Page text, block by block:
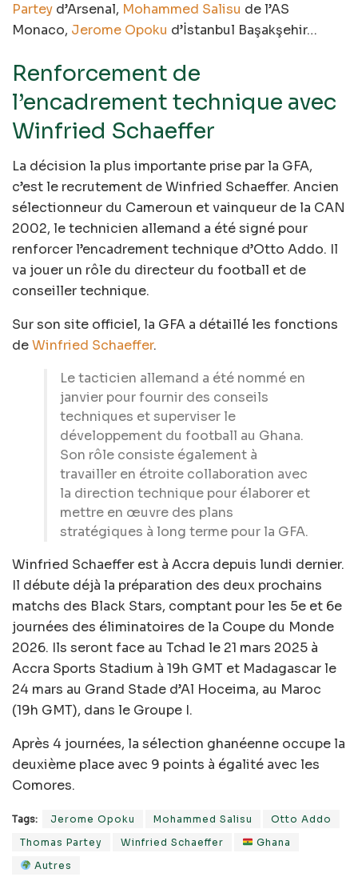
Partey d’Arsenal, Mohammed Salisu de l’AS
Monaco, Jerome Opoku d’İstanbul Başakşehir…
Renforcement de
l’encadrement technique avec
Winfried Schaeffer
La décision la plus importante prise par la GFA,
c’est le recrutement de Winfried Schaeffer. Ancien
sélectionneur du Cameroun et vainqueur de la CAN
2002, le technicien allemand a été signé pour
renforcer l’encadrement technique d’Otto Addo. Il
va jouer un rôle du directeur du football et de
conseiller technique.
Sur son site officiel, la GFA a détaillé les fonctions
deWinfried Schaeffer.
Le tacticien allemand a été nommé en
janvier pour fournir des conseils
techniques et superviser le
développement du football au Ghana.
Son rôle consiste également à
travailler en étroite collaboration avec
la direction technique pour élaborer et
mettre en œuvre des plans
stratégiques à long terme pour la GFA.
Winfried Schaeffer est à Accra depuis lundi dernier.
Il débute déjà la préparation des deux prochains
matchs des Black Stars, comptant pour les 5e et 6e
journées des éliminatoires de la Coupe du Monde
2026. Ils seront face au Tchad le 21 mars 2025 à
Accra Sports Stadium à 19h GMT et Madagascar le
24 mars au Grand Stade d’Al Hoceima, au Maroc
(19h GMT), dans le Groupe I.
Après 4 journées, la sélection ghanéenne occupe la
deuxième place avec 9 points à égalité avec les
Comores.
Tags: Jerome Opoku Mohammed Salisu
Otto Addo
Thomas Partey
Winfried Schaeffer
Ghana
Autres